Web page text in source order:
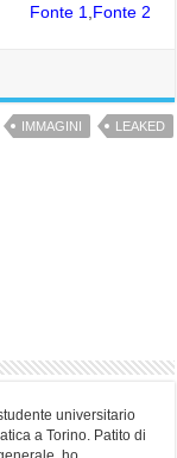
Fonte 1 Fonte 2
IMMAGINI
LEAKED
universitario
a Torino. Patito di